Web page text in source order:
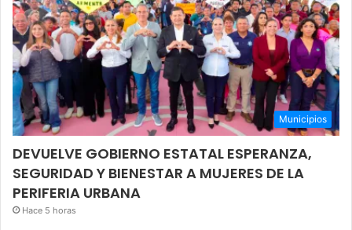
Municipios
DEVUELVE GOBIERNO ESTATAL ESPERANZA,
SEGURIDAD Y BIENESTAR A MUJERES DE LA
PERIFERIA URBANA
Hace 5 horas